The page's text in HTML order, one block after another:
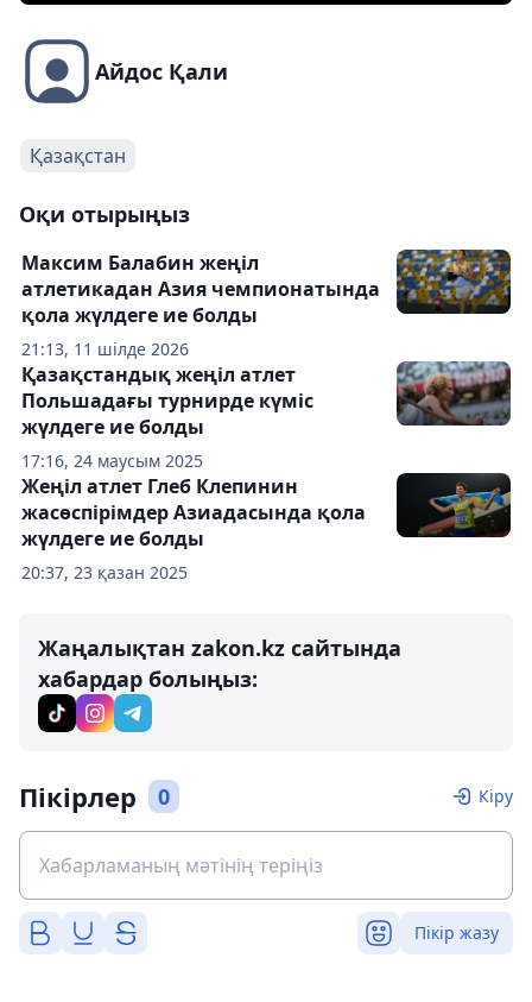
Айдос Қали
Қазақстан
Оқи отырыңыз
21:13, 11 шілде 2026
Максим Балабин жеңіл
атлетикадан Азия чемпионатында
қола жүлдеге ие болды
17:16, 24 маусым 2025
Қазақстандық жеңіл атлет
Польшадағы турнирде күміс
жүлдеге ие болды
20:37, 23 қазан 2025
Жеңіл атлет Глеб Клепинин
жасөспірімдер Азиадасында қола
жүлдеге ие болды
Жаңалықтан zakon.kz сайтында
хабардар болыңыз:
Пікірлер 0 Кіру
Пікір жазу